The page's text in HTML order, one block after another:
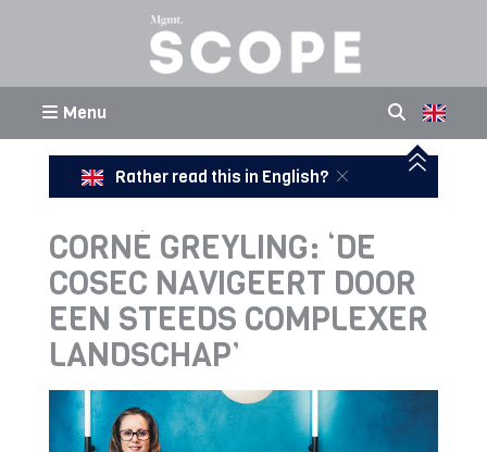
Menu
Rather read this in English?
CORNÉ GREYLING: ‘DE
COSEC NAVIGEERT DOOR
EEN STEEDS COMPLEXER
LANDSCHAP’